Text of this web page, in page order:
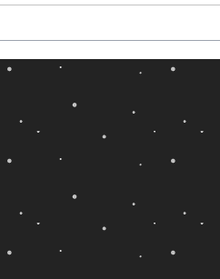
Coringas se faz uma
Câmara?